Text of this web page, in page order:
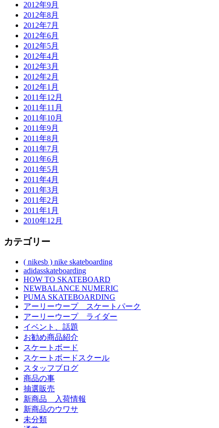
2012年9月
2012年8月
2012年7月
2012年6月
2012年5月
2012年4月
2012年3月
2012年2月
2012年1月
2011年12月
2011年11月
2011年10月
2011年9月
2011年8月
2011年7月
2011年6月
2011年5月
2011年4月
2011年3月
2011年2月
2011年1月
2010年12月
カテゴリー
( nikesb ) nike skateboarding
adidasskateboarding
HOW TO SKATEBOARD
NEWBALANCE NUMERIC
PUMA SKATEBOARDING
アーリーウープ スケートパーク
アーリーウープ ライダー
イベント、話題
お勧め商品紹介
スケートボード
スケートボードスクール
スタッフブログ
商品の事
抽選販売
新商品 入荷情報
新商品のウワサ
未分類